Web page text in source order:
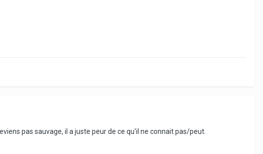
pas sauvage, il a juste peur de ce qu'il ne connait pas/peut.